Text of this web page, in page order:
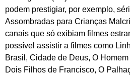
podem prestigiar, por exemplo,
Assombradas para Crianças
canais que só exibiam filmes
possível assistir a filmes como
Brasil, Cidade de Deus, O
Dois Filhos de Francisco, O